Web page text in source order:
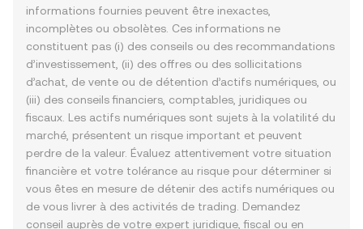
informations fournies peuvent être inexactes,
incomplètes ou obsolètes. Ces informations ne
constituent pas (i) des conseils ou des recommandations
d’investissement, (ii) des offres ou des sollicitations
d’achat, de vente ou de détention d’actifs numériques, ou
(iii) des conseils financiers, comptables, juridiques ou
fiscaux. Les actifs numériques sont sujets à la volatilité du
marché, présentent un risque important et peuvent
perdre de la valeur. Évaluez attentivement votre situation
financière et votre tolérance au risque pour déterminer si
vous êtes en mesure de détenir des actifs numériques ou
de vous livrer à des activités de trading. Demandez
conseil auprès de votre expert juridique, fiscal ou en